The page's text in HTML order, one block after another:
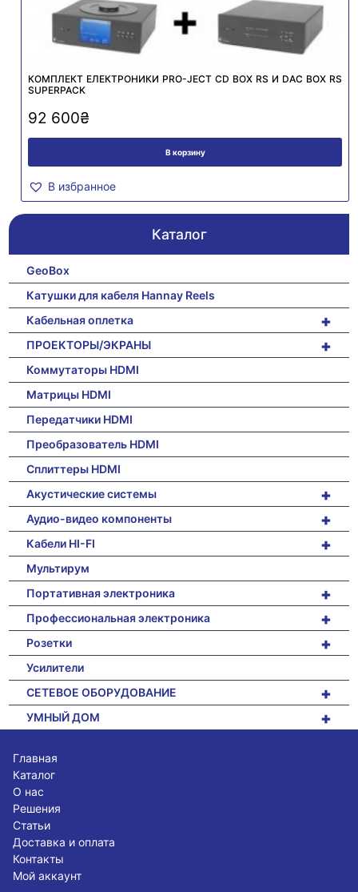
КОМПЛЕКТ ЕЛЕКТРОНИКИ PRO-JECT CD BOX RS И DAC BOX RS
SUPERPACK
92 600₴
В корзину
В избранное
Каталог
GeoBox
Катушки для кабеля Hannay Reels
+
Кабельная оплетка
+
ПРОЕКТОРЫ/ЭКРАНЫ
Коммутаторы HDMI
Матрицы HDMI
Передатчики HDMI
Преобразователь HDMI
Сплиттеры HDMI
+
Акустические системы
+
Аудио-видео компоненты
+
Кабели HI-FI
Мультирум
+
Портативная электроника
+
Профессиональная электроника
+
Розетки
Усилители
+
СЕТЕВОЕ ОБОРУДОВАНИЕ
+
УМНЫЙ ДОМ
Главная
Каталог
О нас
Решения
Статьи
Доставка и оплата
Контакты
Мой аккаунт